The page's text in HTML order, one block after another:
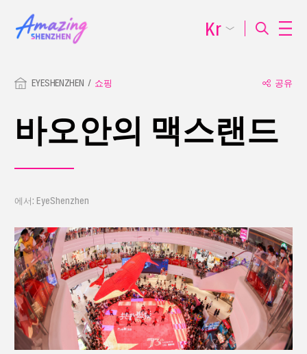
EYESHENZHEN 쇼핑 공유
바오안의 맥스랜드
에서: EyeShenzhen
Kr